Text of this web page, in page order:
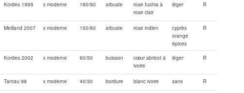
Kordes 1999 x moderne 180/90 arbuste
rose fushia à
rose clair
léger R
Meilland 2007 x moderne 150/80 arbuste rose indien
cyprès
orange
épices
R
Kordes 2002 x moderne 60/50 buisson
cœur abricot à
ivoire
léger R
Tantau 98 x moderne 40/30 bordure blanc ivoire sans R